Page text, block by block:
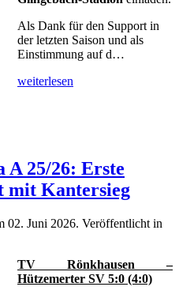
Als Dank für den Support in
der letzten Saison und als
Einstimmung auf d…
weiterlesen
A 25/26: Erste
mit Kantersieg
02. Juni 2026. Veröffentlicht in
TV Rönkhausen –
Hützemerter SV 5:0 (4:0)